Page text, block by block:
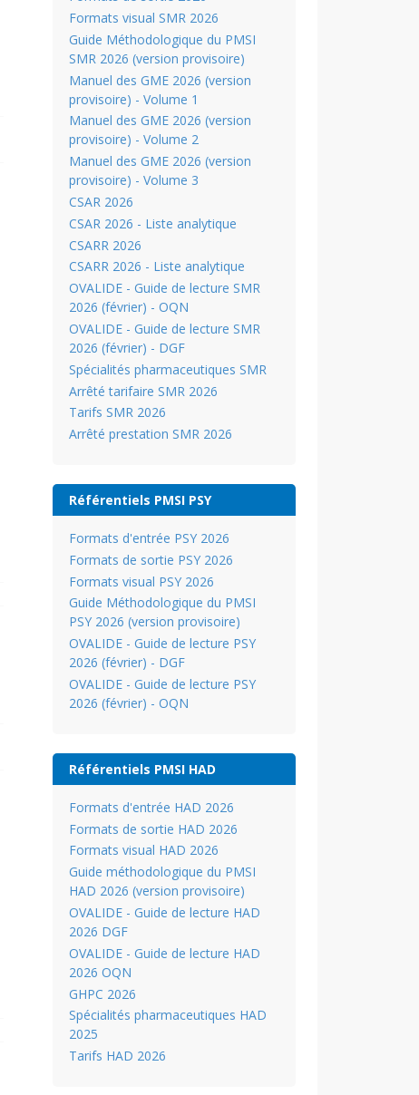
Formats visual SMR 2026
Guide Méthodologique du PMSI
SMR 2026 (version provisoire)
Manuel des GME 2026 (version
provisoire) - Volume 1
Manuel des GME 2026 (version
provisoire) - Volume 2
Manuel des GME 2026 (version
provisoire) - Volume 3
CSAR 2026
CSAR 2026 - Liste analytique
CSARR 2026
CSARR 2026 - Liste analytique
OVALIDE - Guide de lecture SMR
2026 (février) - OQN
OVALIDE - Guide de lecture SMR
2026 (février) - DGF
Spécialités pharmaceutiques SMR
Arrêté tarifaire SMR 2026
Tarifs SMR 2026
Arrêté prestation SMR 2026
Référentiels PMSI PSY
Formats d'entrée PSY 2026
Formats de sortie PSY 2026
Formats visual PSY 2026
Guide Méthodologique du PMSI
PSY 2026 (version provisoire)
OVALIDE - Guide de lecture PSY
2026 (février) - DGF
OVALIDE - Guide de lecture PSY
2026 (février) - OQN
Référentiels PMSI HAD
Formats d'entrée HAD 2026
Formats de sortie HAD 2026
Formats visual HAD 2026
Guide méthodologique du PMSI
HAD 2026 (version provisoire)
OVALIDE - Guide de lecture HAD
2026 DGF
OVALIDE - Guide de lecture HAD
2026 OQN
GHPC 2026
Spécialités pharmaceutiques HAD
2025
Tarifs HAD 2026